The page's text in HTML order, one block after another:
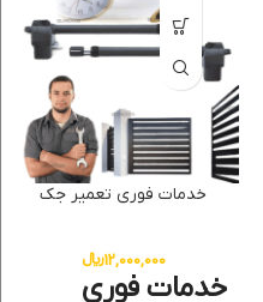
خدمات فوری تعمیر جک
12,000,000﷼
خدمات فوری